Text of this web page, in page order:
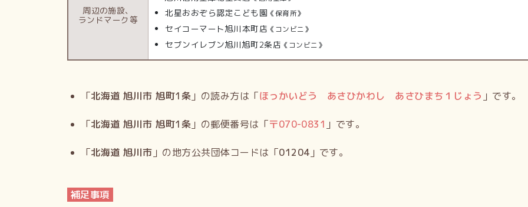
周辺の施設、
ランドマーク等
北星おおぞら認定こども園 《保育所》
セイコーマート旭川本町店 《コンビニ》
セブンイレブン旭川旭町2条店 《コンビニ》
「北海道 旭川市 旭町1条 」の読み方は「ほっかいどう あさひかわし あさひまち１じょう 」です。
「北海道 旭川市 旭町1条 」の郵便番号は「〒070-0831 」です。
「北海道 旭川市 」の地方公共団体コードは「01204 」です。
補足事項